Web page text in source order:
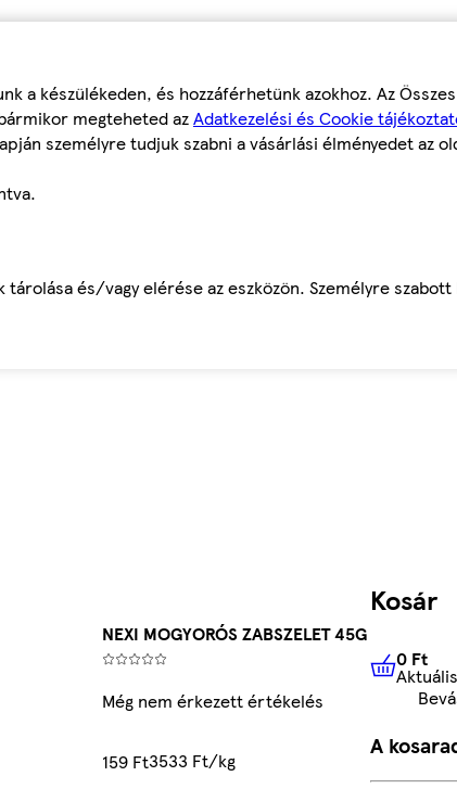
a készülékeden, és hozzáférhetünk azokhoz. Az
megteheted azAdatkezelési és Cookie
személyre tudjuk szabni a vásárlási élményedet az
és/vagy elérése az eszközön. Személyre
NEXI MOGYORÓS ZABSZELET 45G
Még nem érkezett értékelés
159 Ft3533 Ft/kg
Kosár
0 Ft
0 Ft
A